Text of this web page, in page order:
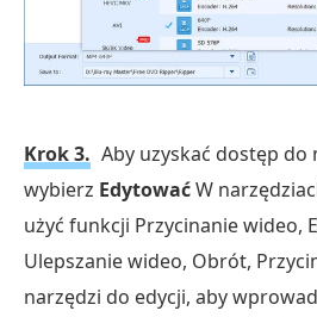
Krok 3. Aby uzyskać dostęp do
wybierz EdytowaćW
użyć funkcji Przycinanie wideo,
Ulepszanie wideo, Obrót,
narzędzi do edycji, aby